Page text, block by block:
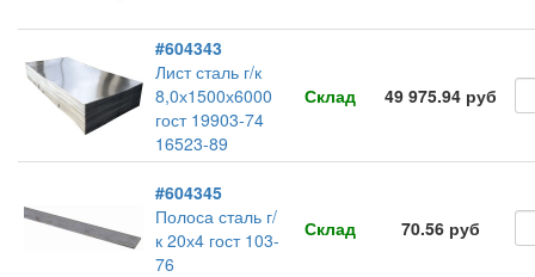
#604343
Лист сталь г/к
8,0х1500х6000
гост 19903-74
16523-89
Склад 49 975.94 руб
#604345
Полоса сталь г/
к 20х4 гост 103-
76
Склад 70.56 руб